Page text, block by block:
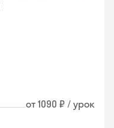
от 1090 ₽ / урок